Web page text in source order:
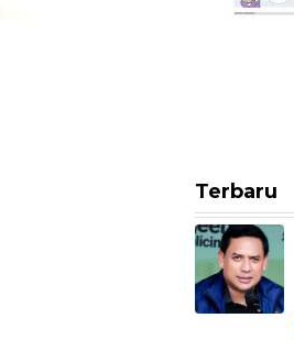
Terbaru